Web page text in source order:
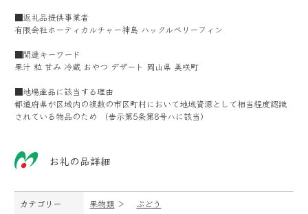
■返礼品提供事業者
有限会社ホーティカルチャー神島 ハックルベリーフィン
■関連キーワード
果汁 粒 甘み 冷蔵 おやつ デザート 岡山県 美咲町
■地場産品に該当する理由
都道府県が区域内の複数の市区町村において地域資源として相当程度認識
されている物品のため （告示第5条第8号ハに該当）
お礼の品詳細
カテゴリー 果物類 ＞ ぶどう